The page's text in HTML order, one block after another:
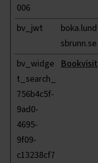
006
bv_jwt
boka.lund
sbrunn.se
bv_widge
t_search_
756b4c5f-
9ad0-
4695-
9f09-
c13238cf7
Bookvisit